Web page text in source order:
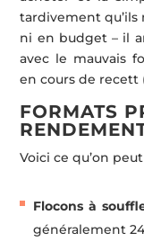
tardivement
ni en budget – il
avec le mauvais
en cours de recett
FORMATS
Voici ce qu’on
Flocons à
généralement